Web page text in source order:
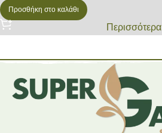
Προσθήκη στο καλάθι
Περισσότερα